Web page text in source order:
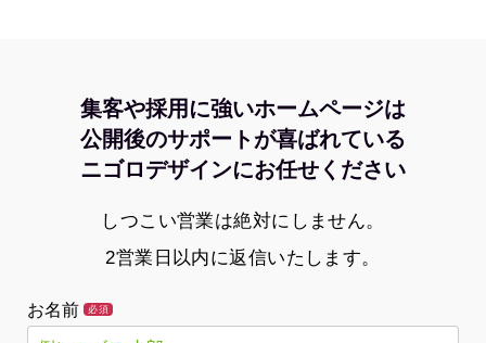
集客や採用に強いホームページは
公開後のサポートが喜ばれている
ニゴロデザインにお任せください
しつこい営業は絶対にしません。
2営業日以内に返信いたします。
お名前 必須